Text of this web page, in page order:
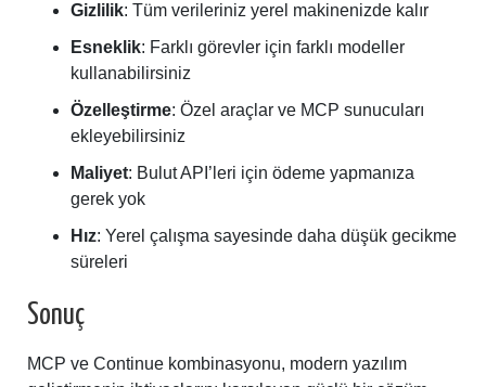
Gizlilik: Tüm verileriniz yerel makinenizde kalır
Esneklik: Farklı görevler için farklı modeller
kullanabilirsiniz
Özelleştirme: Özel araçlar ve MCP sunucuları
ekleyebilirsiniz
Maliyet: Bulut API’leri için ödeme yapmanıza
gerek yok
Hız: Yerel çalışma sayesinde daha düşük gecikme
süreleri
Sonuç
MCP ve Continue kombinasyonu, modern yazılım